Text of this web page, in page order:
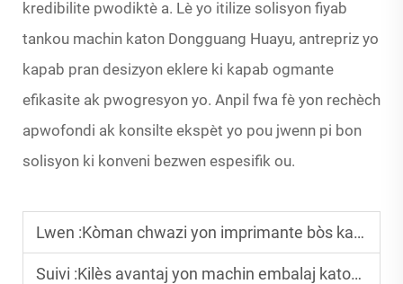
kredibilite pwodiktè a. Lè yo itilize solisyon fiyab
tankou machin katon Dongguang Huayu, antrepriz yo
kapab pran desizyon eklere ki kapab ogmante
efikasite ak pwogresyon yo. Anpil fwa fè yon rechèch
apwofondi ak konsilte ekspèt yo pou jwenn pi bon
solisyon ki konveni bezwen espesifik ou.
Lwen :Kòman chwazi yon imprimante bòs katon pou ti antrepriz?
Suivi :Kilès avantaj yon machin embalaj katon toutotomatik kapab ofri?